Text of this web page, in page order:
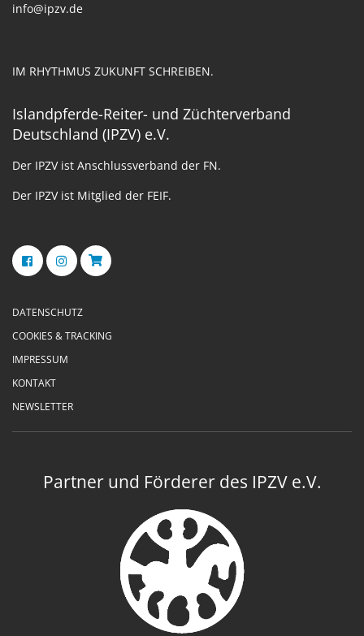
info@ipzv.de
IM RHYTHMUS ZUKUNFT SCHREIBEN.
Islandpferde-Reiter- und Züchterverband
Deutschland (IPZV) e.V.
Der IPZV ist Anschlussverband der FN.
Der IPZV ist Mitglied der FEIF.
DATENSCHUTZ
COOKIES & TRACKING
IMPRESSUM
KONTAKT
NEWSLETTER
Partner und Förderer des IPZV e.V.